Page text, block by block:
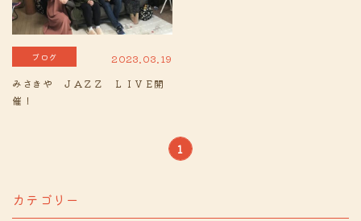
ブログ 2023.03.19
みさきや ＪＡＺＺ ＬＩＶＥ開
催！
1
カテゴリー